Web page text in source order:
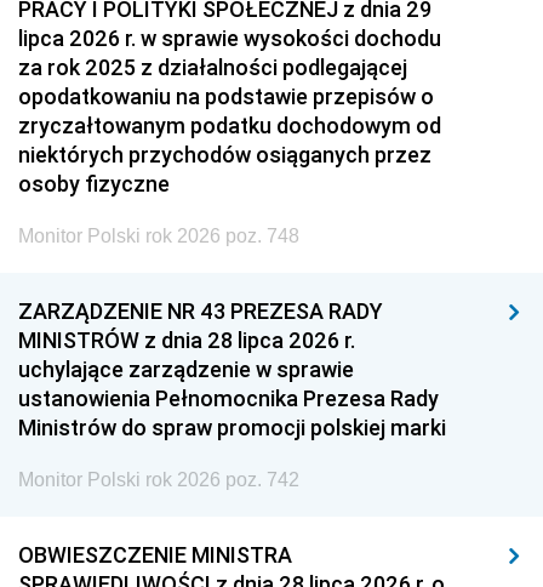
PRACY I POLITYKI SPOŁECZNEJ z dnia 29
lipca 2026 r. w sprawie wysokości dochodu
za rok 2025 z działalności podlegającej
opodatkowaniu na podstawie przepisów o
zryczałtowanym podatku dochodowym od
niektórych przychodów osiąganych przez
osoby fizyczne
Monitor Polski rok 2026 poz. 748
ZARZĄDZENIE NR 43 PREZESA RADY
MINISTRÓW z dnia 28 lipca 2026 r.
uchylające zarządzenie w sprawie
ustanowienia Pełnomocnika Prezesa Rady
Ministrów do spraw promocji polskiej marki
Monitor Polski rok 2026 poz. 742
OBWIESZCZENIE MINISTRA